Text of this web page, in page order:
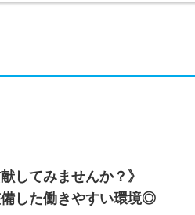
してみませんか？》
した働きやすい環境◎